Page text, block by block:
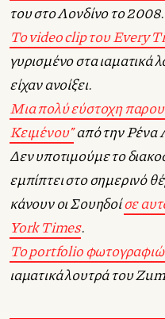
του στο Λονδίνο το 2008.
Το video clip του Every
γυρισμένο στα ιαματικά
είχαν ανοίξει.
Μια πολύ εύστοχη
Κειμένου”από την Ρένα
Δεν υποτιμούμε το
εμπίπτει στο σημερινό
κάνουν οι Σουηδοίσε
York Times.
Το portfolio
ιαματικά λουτρά του